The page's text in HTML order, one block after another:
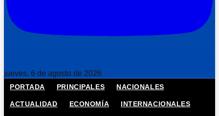
jueves, 6 de agosto de 2026
PORTADA PRINCIPALES NACIONALES
ACTUALIDAD ECONOMÍA INTERNACIONALES